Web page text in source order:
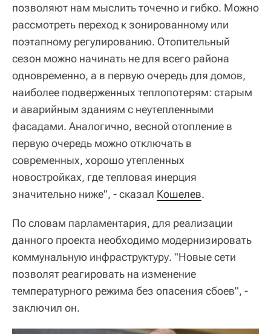
позволяют нам мыслить точечно и гибко. Можно
рассмотреть переход к зонированному или
поэтапному регулированию. Отопительный
сезон можно начинать не для всего района
одновременно, а в первую очередь для домов,
наиболее подверженных теплопотерям: старым
и аварийным зданиям с неутепленными
фасадами. Аналогично, весной отопление в
первую очередь можно отключать в
современных, хорошо утепленных
новостройках, где тепловая инерция
значительно ниже", - сказал Кошелев.
По словам парламентария, для реализации
данного проекта необходимо модернизировать
коммунальную инфраструктуру. "Новые сети
позволят реагировать на изменение
температурного режима без опасения сбоев", -
заключил он.